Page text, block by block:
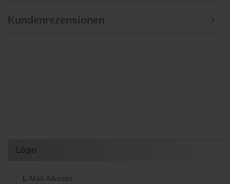
Kundenrezensionen
Login
E-